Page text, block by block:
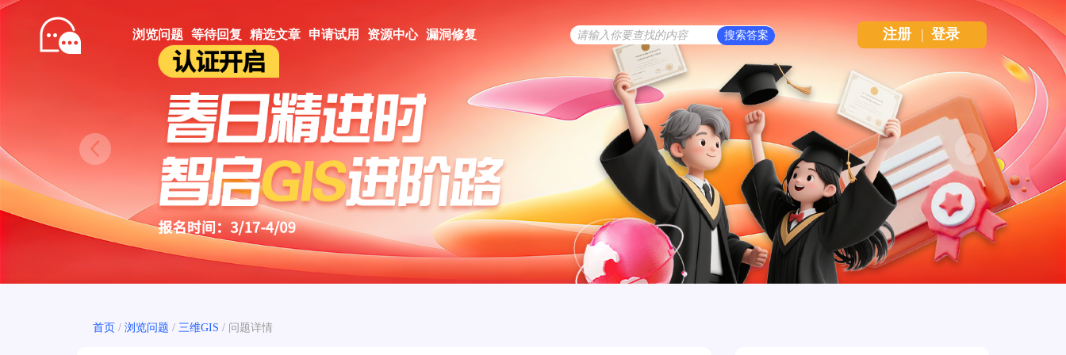
Next
Prev
浏览问题 等待回复 精选文章 申请试用 资源中心 漏洞修复 注册 | 登录
首页 / 浏览问题 / 三维GIS / 问题详情